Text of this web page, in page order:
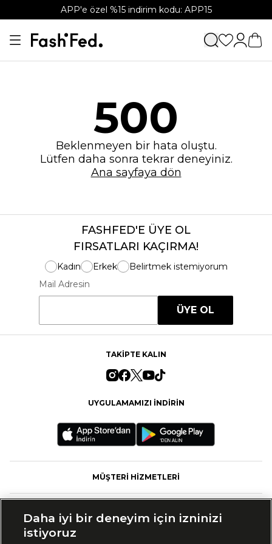
APP'e özel %15 indirim kodu: APP15
500
Beklenmeyen bir hata oluştu.
Lütfen daha sonra tekrar deneyiniz.
Ana sayfaya dön
FASHFED'E ÜYE OL
FIRSATLARI KAÇIRMA!
Kadın Erkek
Belirtmek istemiyorum
Mail Adresin
ÜYE OL
TAKİPTE KALIN
UYGULAMAMIZI İNDİRİN
MÜŞTERİ HİZMETLERİ
Daha iyi bir deneyim için izninizi
istiyoruz